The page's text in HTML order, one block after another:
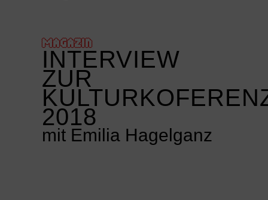
MAGAZIN
INTERVIEW
ZUR
2018
mit Emilia Hagelganz